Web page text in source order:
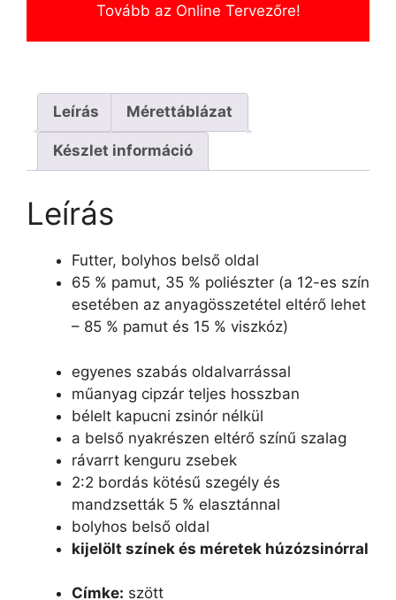
Tovább az Online Tervezőre!
Leírás Mérettáblázat
Készlet információ
Leírás
Futter, bolyhos belső oldal
65 % pamut, 35 % poliészter (a 12-es szín
esetében az anyagösszetétel eltérő lehet
– 85 % pamut és 15 % viszkóz)
egyenes szabás oldalvarrással
műanyag cipzár teljes hosszban
bélelt kapucni zsinór nélkül
a belső nyakrészen eltérő színű szalag
rávarrt kenguru zsebek
2:2 bordás kötésű szegély és
mandzsetták 5 % elasztánnal
bolyhos belső oldal
kijelölt színek és méretek húzózsinórral
Címke: szött